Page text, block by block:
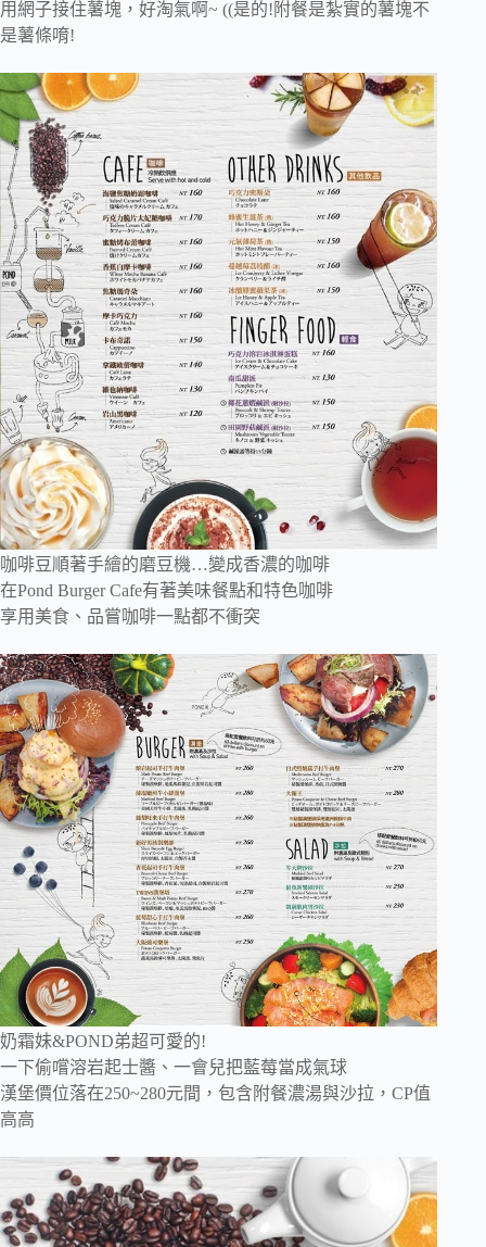
用網子接住薯塊，好淘氣啊~ ((是的!附餐是紮實的薯塊不
是薯條唷!
咖啡豆順著手繪的磨豆機…變成香濃的咖啡
在Pond Burger Cafe有著美味餐點和特色咖啡
享用美食、品嘗咖啡一點都不衝突
奶霜妹&POND弟超可愛的!
一下偷嚐溶岩起士醬、一會兒把藍莓當成氣球
漢堡價位落在250~280元間，包含附餐濃湯與沙拉，CP值
高高